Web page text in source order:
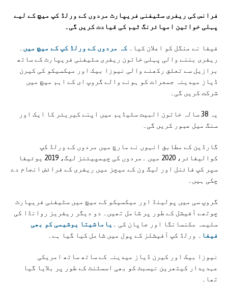
فرانس کی ریفری سٹیفنی فریپارٹ مردوں کے ورلڈ کپ میچ کے لیے
پہلی خواتین امپائرنگ ٹیم کی قیادت کریں گی۔
فیفا نے منگل کو اعلان کیا۔ کہ مردوں کے ورلڈ کپ کے میچ میں۔
ریفری بننے والی پہلی خاتون ریفری سٹیفنی فریپارٹ کے ساتھ
برازیل سے تعلق رکھنے والی نیوزا بیک اور میکسیکو کی کیرن
ڈیاز میدینہ جمعرات کو ہونے والے گروپ ای کے اہم میچ میں
شرکت کریں گی۔
یہ 38 سالہ خاتون البیت سٹیڈیم میں اپنے کیریئر کا ایک اور
سنگ میل عبور کریں گی۔
گارڈین کے مطابق انہوں نے مارچ میں مردوں کے ورلڈ کپ
کوالیفائر، 2020 میں ۔مردوں کی چیمپیئنز لیگ، 2019 یوئیفا
سپر کپ فائنل اور لیگ ون کے میچز میں ریفری کے فرائض انجام دے
چکی ہیں۔
گروپ سی میں پولینڈ اور میکسیکو کے میچ میں سٹیفنی فریپارٹ
چوتھے آفیشل کے طور پر شامل تھیں۔ دو دیگر ریفریز روانڈا کی
سلیمہ مکنسانگا اور جاپان کی ۔ یاماشیتا یوشیمی کو بھی
فیفا ۔ ورلڈ کپ آفیشلز کے پول میں شامل کیا گیا ہے۔
نیوزا بیک اور کیرن ڈیاز میدینہ کے ساتھ ساتھ امریکی
عہدیدار کیتھرین نیسبٹ کو بھی اسسٹنٹ کے طور پر بلایا گیا
تھا۔